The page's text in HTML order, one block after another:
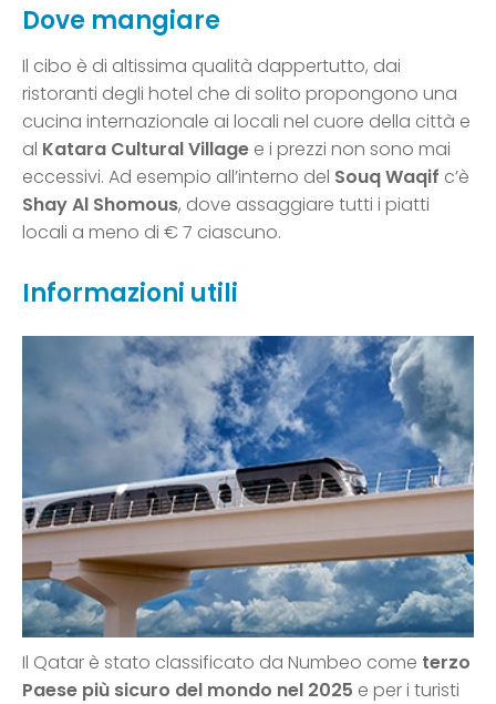
Dove mangiare
Il cibo è di altissima qualità dappertutto, dai
ristoranti degli hotel che di solito propongono una
cucina internazionale ai locali nel cuore della città e
al Katara Cultural Village e i prezzi non sono mai
eccessivi. Ad esempio all’interno del Souq Waqif c’è
Shay Al Shomous, dove assaggiare tutti i piatti
locali a meno di € 7 ciascuno.
Informazioni utili
Il Qatar è stato classificato da Numbeo come terzo
Paese più sicuro del mondo nel 2025 e per i turisti